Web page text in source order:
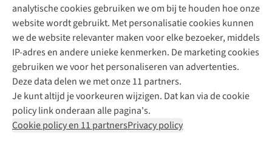
analytische cookies gebruiken we om bij te houden hoe onze
website wordt gebruikt. Met personalisatie cookies kunnen
we de website relevanter maken voor elke bezoeker, middels
IP-adres en andere unieke kenmerken. De marketing cookies
gebruiken we voor het personaliseren van advertenties.
Deze data delen we met onze 11 partners.
Je kunt altijd je voorkeuren wijzigen. Dat kan via de cookie
policy link onderaan alle pagina's.
Cookie policy en 11 partnersPrivacy policy
Contactformulier